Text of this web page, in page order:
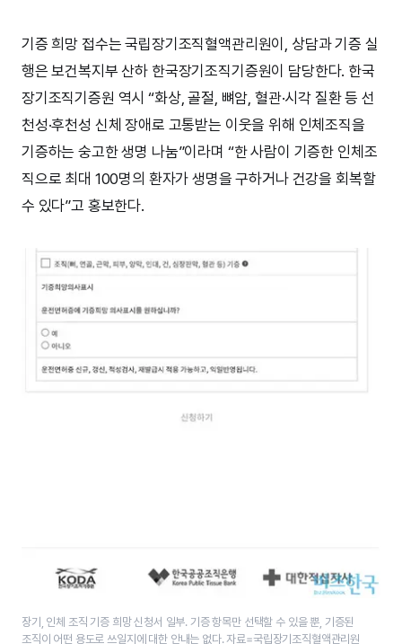
기증 희망 접수는 국립장기조직혈액관리원이, 상담과 기증 실
행은 보건복지부 산하 한국장기조직기증원이 담당한다. 한국
장기조직기증원 역시 “화상, 골절, 뼈암, 혈관·시각 질환 등 선
천성·후천성 신체 장애로 고통받는 이웃을 위해 인체조직을
기증하는 숭고한 생명 나눔”이라며 “한 사람이 기증한 인체조
직으로 최대 100명의 환자가 생명을 구하거나 건강을 회복할
수 있다”고 홍보한다.
장기, 인체 조직 기증 희망 신청서 일부. 기증 항목만 선택할 수 있을 뿐, 기증된
조직이 어떤 용도로 쓰일지에 대한 안내는 없다. 자료=국립장기조직혈액관리원